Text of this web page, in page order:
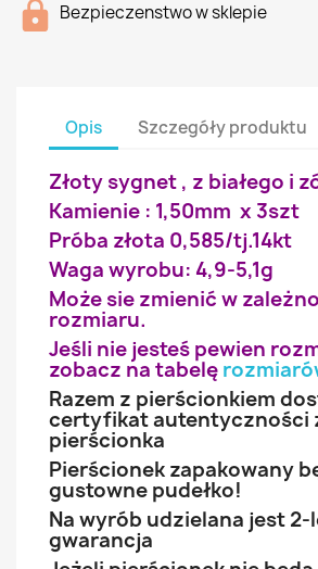
Bezpieczenstwo w sklepie
Opis Szczegóły produktu
Złoty sygnet , z białego i
Kamienie : 1,50mm x 3szt
Próba złota 0,585/tj.14kt
Waga wyrobu: 4,9-5,1g
Może sie zmienić w
rozmiaru.
Jeśli nie jesteś pewien
zobacz na tabelę
Razem z pierścionkiem
certyfikat autentyczności
pierścionka
Pierścionek zapakowany
gustowne pudełko!
Na wyrób udzielana jest
gwarancja